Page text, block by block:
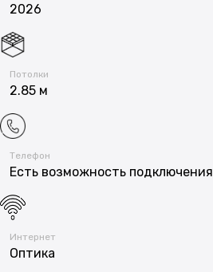
2026
Потолки
2.85 м
Телефон
Есть возможность подключения
Интернет
Оптика